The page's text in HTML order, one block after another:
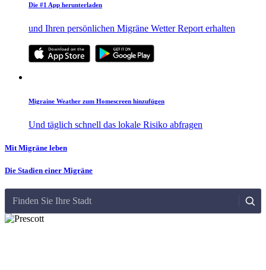
Die #1 App herunterladen
und Ihren persönlichen Migräne Wetter Report erhalten
Migraine Weather zum Homescreen hinzufügen
Und täglich schnell das lokale Risiko abfragen
Mit Migräne leben
Die Stadien einer Migräne
Finden Sie Ihre Stadt